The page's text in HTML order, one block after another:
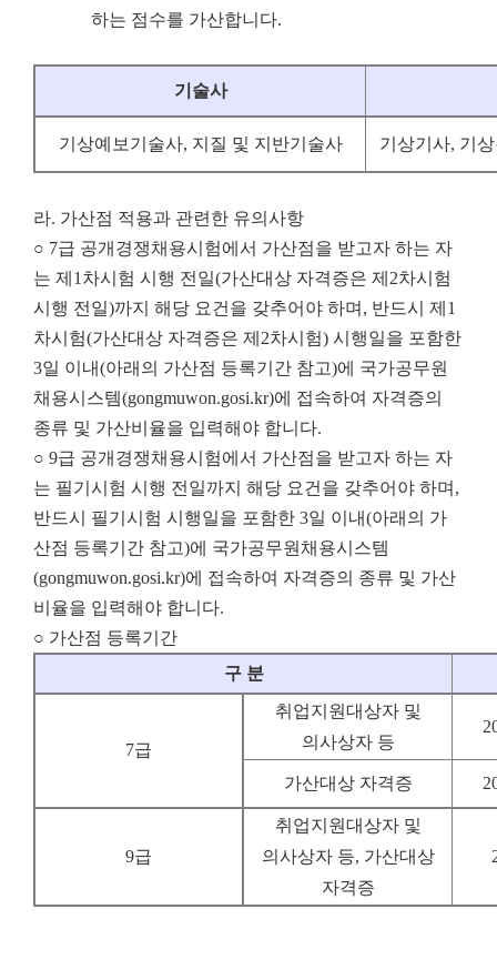
하는 점수를 가산합니다.
기술사
기상예보기술사, 지질 및 지반기술사 기상기사, 기
라. 가산점 적용과 관련한 유의사항
○ 7급 공개경쟁채용시험에서 가산점을 받고자 하는 자
는 제1차시험 시행 전일(가산대상 자격증은 제2차시험
시행 전일)까지 해당 요건을 갖추어야 하며, 반드시 제1
차시험(가산대상 자격증은 제2차시험) 시행일을 포함한
3일 이내(아래의 가산점 등록기간 참고)에 국가공무원
채용시스템(gongmuwon.gosi.kr)에 접속하여 자격증의
종류 및 가산비율을 입력해야 합니다.
○ 9급 공개경쟁채용시험에서 가산점을 받고자 하는 자
는 필기시험 시행 전일까지 해당 요건을 갖추어야 하며,
반드시 필기시험 시행일을 포함한 3일 이내(아래의 가
산점 등록기간 참고)에 국가공무원채용시스템
(gongmuwon.gosi.kr)에 접속하여 자격증의 종류 및 가산
비율을 입력해야 합니다.
○ 가산점 등록기간
구 분
7급
취업지원대상자 및
의사상자 등
가산대상 자격증
9급
취업지원대상자 및
의사상자 등, 가산대상
자격증